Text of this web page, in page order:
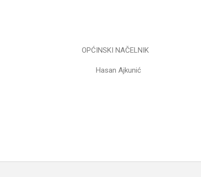
a OPĆINSKI NAČELNIK
Ajkunić